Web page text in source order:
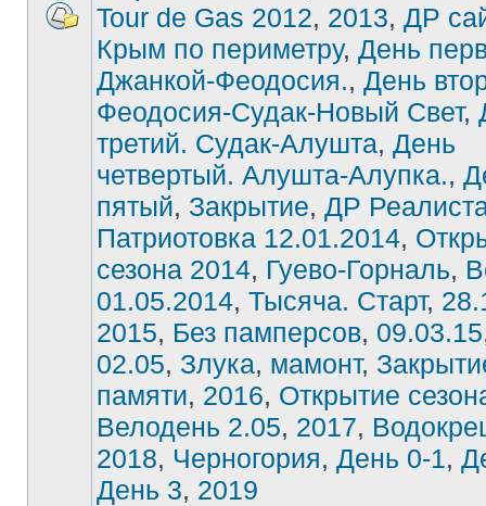
Tour de Gas 2012, 2013, ДР
Крым по периметру, День
Джанкой-Феодосия., День
Феодосия-Судак-Новый Свет,
третий. Судак-Алушта, День
четвертый. Алушта-Алупка.,
пятый, Закрытие, ДР
Патриотовка 12.01.2014,
сезона 2014, Гуево-Горналь,
01.05.2014, Тысяча. Старт,
2015, Без памперсов, 09.03.15
02.05, Злука, мамонт,
памяти, 2016, Открытие
Велодень 2.05, 2017,
2018, Черногория, День 0-1,
День 3, 2019